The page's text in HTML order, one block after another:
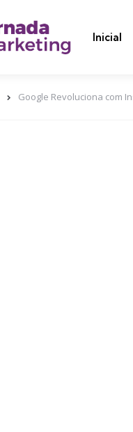
Inicial
Google Revoluciona com